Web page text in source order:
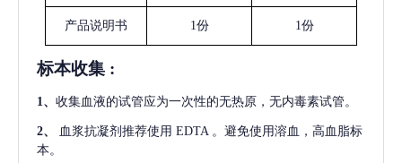
产品说明书 1份 1份
标本收集 :
1 、 收集血液的试管应为一次性的无热原，无内毒素试管。
2、 血浆抗凝剂推荐使用 EDTA 。避免使用溶血，高血脂标
本。